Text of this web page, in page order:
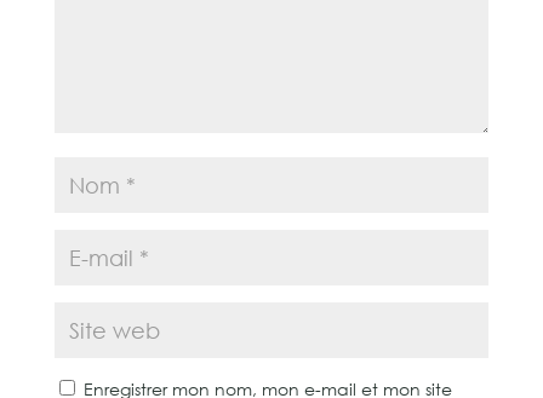
Enregistrer mon nom, mon e-mail et mon site